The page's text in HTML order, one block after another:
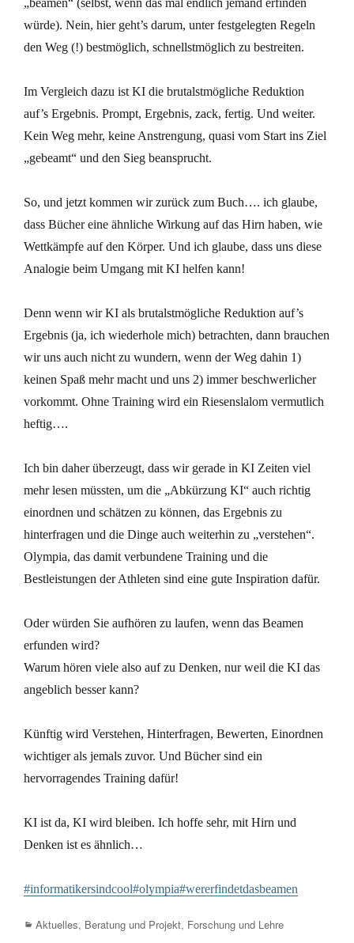
„beamen“ (selbst, wenn das mal endlich jemand erfinden
würde). Nein, hier geht’s darum, unter festgelegten Regeln
den Weg (!) bestmöglich, schnellstmöglich zu bestreiten.
Im Vergleich dazu ist KI die brutalstmögliche Reduktion
auf’s Ergebnis. Prompt, Ergebnis, zack, fertig. Und weiter.
Kein Weg mehr, keine Anstrengung, quasi vom Start ins Ziel
„gebeamt“ und den Sieg beansprucht.
So, und jetzt kommen wir zurück zum Buch…. ich glaube,
dass Bücher eine ähnliche Wirkung auf das Hirn haben, wie
Wettkämpfe auf den Körper. Und ich glaube, dass uns diese
Analogie beim Umgang mit KI helfen kann!
Denn wenn wir KI als brutalstmögliche Reduktion auf’s
Ergebnis (ja, ich wiederhole mich) betrachten, dann brauchen
wir uns auch nicht zu wundern, wenn der Weg dahin 1)
keinen Spaß mehr macht und uns 2) immer beschwerlicher
vorkommt. Ohne Training wird ein Riesenslalom vermutlich
heftig….
Ich bin daher überzeugt, dass wir gerade in KI Zeiten viel
mehr lesen müssten, um die „Abkürzung KI“ auch richtig
einordnen und schätzen zu können, das Ergebnis zu
hinterfragen und die Dinge auch weiterhin zu „verstehen“.
Olympia, das damit verbundene Training und die
Bestleistungen der Athleten sind eine gute Inspiration dafür.
Oder würden Sie aufhören zu laufen, wenn das Beamen
erfunden wird?
Warum hören viele also auf zu Denken, nur weil die KI das
angeblich besser kann?
Künftig wird Verstehen, Hinterfragen, Bewerten, Einordnen
wichtiger als jemals zuvor. Und Bücher sind ein
hervorragendes Training dafür!
KI ist da, KI wird bleiben. Ich hoffe sehr, mit Hirn und
Denken ist es ähnlich…
#informatikersindcool#olympia#wererfindetdasbeamen
Categories
Aktuelles, Beratung und Projekt, Forschung und Lehre